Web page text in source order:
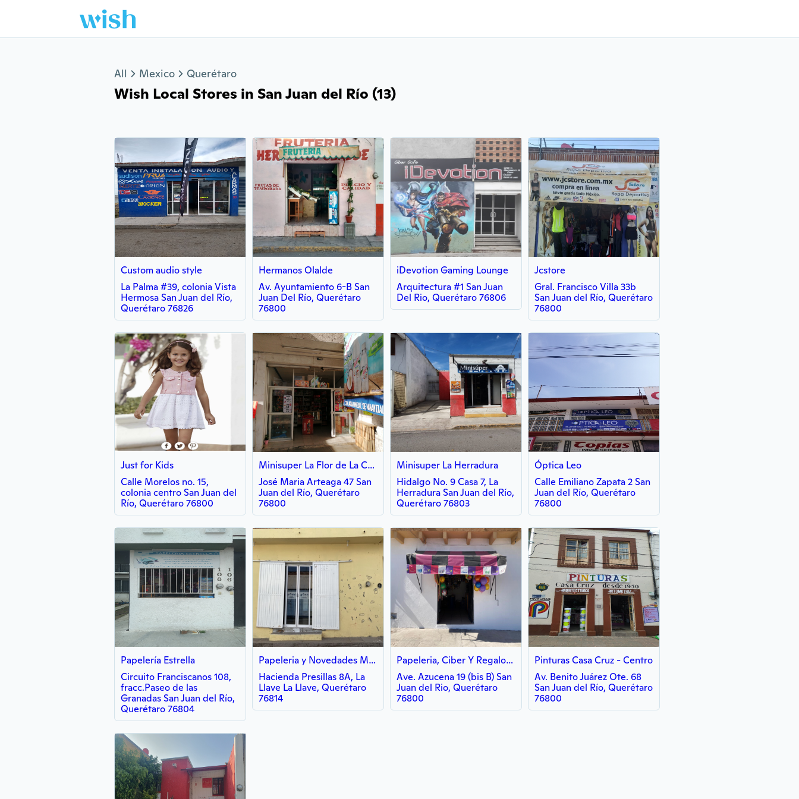
All Mexico Querétaro
Wish Local Stores in San Juan del Río (13)
Custom audio style
La Palma #39, colonia Vista
Hermosa San Juan del Río,
Querétaro 76826
Hermanos Olalde
Av. Ayuntamiento 6-B San
Juan Del Río, Querétaro
76800
iDevotion Gaming Lounge
Arquitectura #1 San Juan
Del Rio, Querétaro 76806
Jcstore
Gral. Francisco Villa 33b
San Juan del Río, Querétaro
76800
Just for Kids
Calle Morelos no. 15,
colonia centro San Juan del
Río, Querétaro 76800
Minisuper La Flor de La Costa
José Maria Arteaga 47 San
Juan del Río, Querétaro
76800
Minisuper La Herradura
Hidalgo No. 9 Casa 7, La
Herradura San Juan del Río,
Querétaro 76803
Óptica Leo
Calle Emiliano Zapata 2 San
Juan del Río, Querétaro
76800
Papelería Estrella
Circuito Franciscanos 108,
fracc.Paseo de las
Granadas San Juan del Río,
Querétaro 76804
Papeleria y Novedades Mi Alegria
Hacienda Presillas 8A, La
Llave La Llave, Querétaro
76814
Papeleria, Ciber Y Regalos "Gaby"
Ave. Azucena 19 (bis B) San
Juan del Rio, Querétaro
76800
Pinturas Casa Cruz - Centro
Av. Benito Juárez Ote. 68
San Juan del Río, Querétaro
76800